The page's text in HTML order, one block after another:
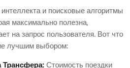
и поисковые алгоритмы
максимально полезна,
на запрос пользователя. Вот что
лучшим выбором:
Стоимость поездки